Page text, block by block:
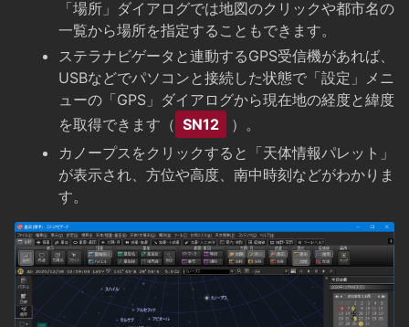
「場所」ダイアログでは地図のクリックや都市名の
一覧から場所を指定することもできます。
ステラナビゲータと連動するGPS受信機があれば、
USBなどでパソコンと接続した状態で「設定」メニ
ューの「GPS」ダイアログから現在地の経度と緯度
を取得できます（ SN12
）。
カノープスをクリックすると「天体情報パレット」
が表示され、方位や高度、南中時刻などがわかりま
す。